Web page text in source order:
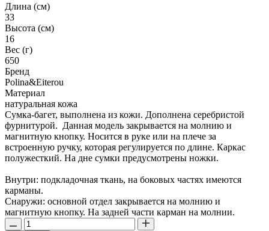
Длина (см)
33
Высота (см)
16
Вес (г)
650
Бренд
Polina&Eiterou
Материал
натуральная кожа
Сумка-багет, выполнена из кожи. Дополнена серебристой
фурнитурой. Данная модель закрывается на молнию и
магнитную кнопку. Носится в руке или на плече за
встроенную ручку, которая регулируется по длине. Каркас
полужесткий. На дне сумки предусмотрены ножки.
Внутри: подкладочная ткань, на боковых частях имеются
карманы.
Снаружи: основной отдел закрывается на молнию и
магнитную кнопку. На задней части карман на молнии.